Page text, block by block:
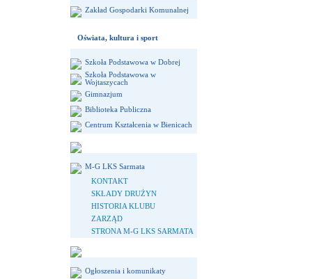
Zakład Gospodarki Komunalnej
Oświata, kultura i sport
Szkoła Podstawowa w Dobrej
Szkoła Podstawowa w
Wojtaszycach
Gimnazjum
Biblioteka Publiczna
Centrum Kształcenia w Bienicach
M-G LKS Sarmata
KONTAKT
SKŁADY DRUŻYN
HISTORIA KLUBU
ZARZĄD
STRONA M-G LKS SARMATA
Ogłoszenia i komunikaty